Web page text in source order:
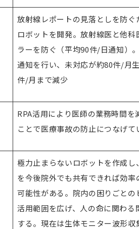
放射線レポートの見落としを防
ロボットを開発。放射線医と他
ラーを防ぐ（平均90件/日通知）
通知を行い、未対応が約80件/月
件/月まで減少
RPA活用により医師の業務時間
ことで医療事故の防止につなげて
極力止まらないロボットを作成
を今後院外でも共有できれば効
可能性がある。院内の困りごと
活用範囲を広げ、人の命に関わ
する。現在は生体モニター波形